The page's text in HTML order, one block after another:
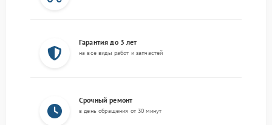
Гарантия до 3 лет
на все виды работ и запчастей
Срочный ремонт
в день обращения от 30 минут